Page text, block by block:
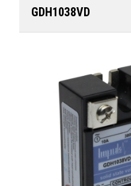
GDH1038VD